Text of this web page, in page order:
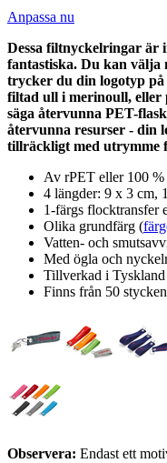
Anpassa nu
Dessa filtnyckelringar är
fantastiska. Du kan välja
trycker du din logotyp
filtad ull i merinoull, eller
säga återvunna PET-
återvunna resurser - din
tillräckligt med utrymme
Av rPET eller 100
4 längder: 9 x 3 cm,
1-färgs flocktransfer
Olika grundfärg (
Vatten- och
Med ögla och
Tillverkad i Tyskland
Finns från 50 stycken
Observera: Endast ett